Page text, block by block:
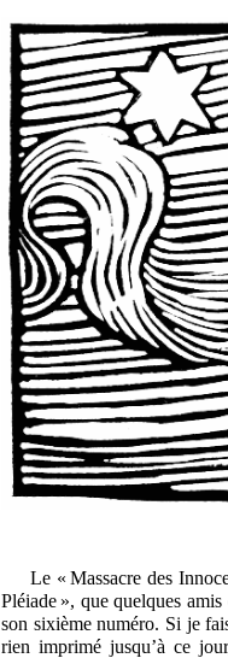
Le « Massacre des
Pléiade », que quelques
son sixième numéro. Si je
rien imprimé jusqu’à ce